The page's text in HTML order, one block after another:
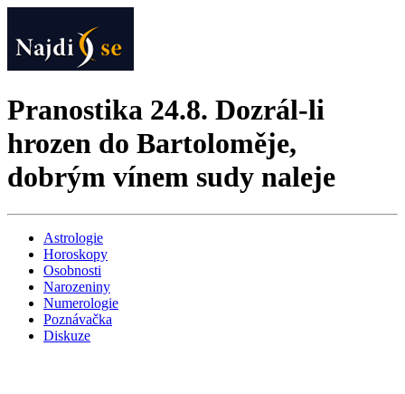
Pranostika 24.8. Dozrál-li
hrozen do Bartoloměje,
dobrým vínem sudy naleje
Astrologie
Horoskopy
Osobnosti
Narozeniny
Numerologie
Poznávačka
Diskuze